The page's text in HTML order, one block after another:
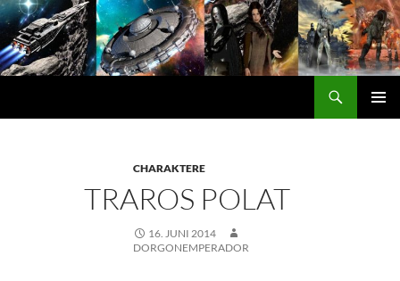
Zum
Inhalt
springen
CHARAKTERE
TRAROS POLAT
16. JUNI 2014
DORGONEMPERADOR